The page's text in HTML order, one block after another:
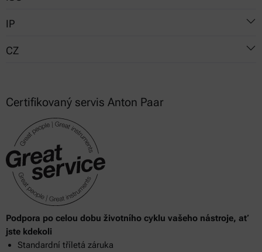
1516
1523
IP
170
492
CZ
Certifikovaný servis Anton Paar
Podpora po celou dobu životního cyklu vašeho nástroje, ať
jste kdekoli
Standardní tříletá záruka